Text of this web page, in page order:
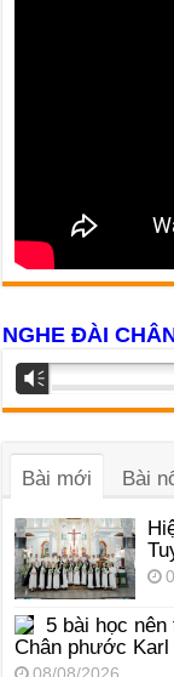
NGHE ĐÀI
Trình
phát
Vm
Bài mới Bài
5 bài học
Chân phước